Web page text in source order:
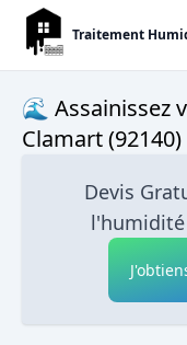
Traitement
🌊 Assainissez
Clamart
Devis
l'humidité